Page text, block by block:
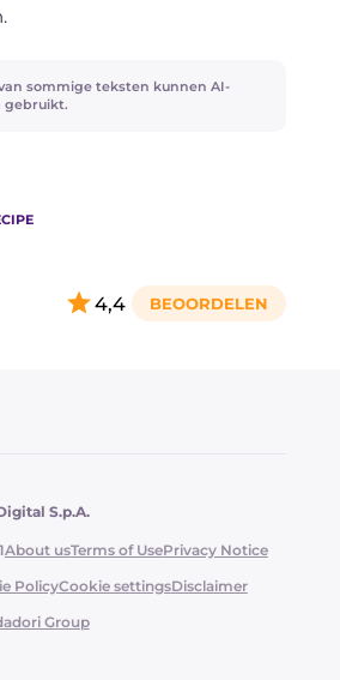
sommige teksten kunnen AI-
gebruikt.
4,4
S.p.A.
About usTerms of UsePrivacy Notice
PolicyCookie settingsDisclaimer
Group